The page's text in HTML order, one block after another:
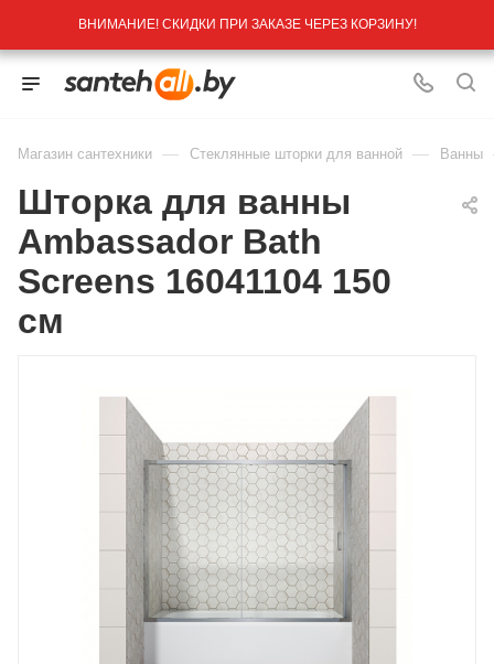
ВНИМАНИЕ! СКИДКИ ПРИ ЗАКАЗЕ ЧЕРЕЗ КОРЗИНУ!
Магазин сантехники — Стеклянные шторки для ванной — Ванны
Шторка для ванны
Ambassador Bath
Screens 16041104 150
см